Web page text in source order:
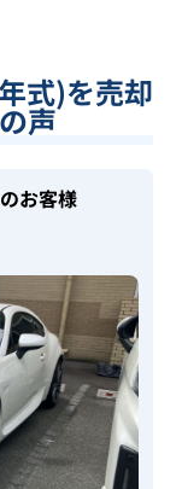
式)を売却
声
お客様